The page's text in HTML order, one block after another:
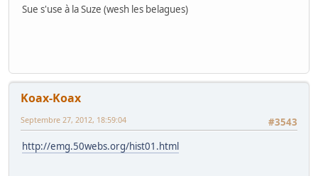
Sue s'use à la Suze (wesh les belagues)
Koax-Koax
#3543
Septembre 27, 2012, 18:59:04
http://emg.50webs.org/hist01.html